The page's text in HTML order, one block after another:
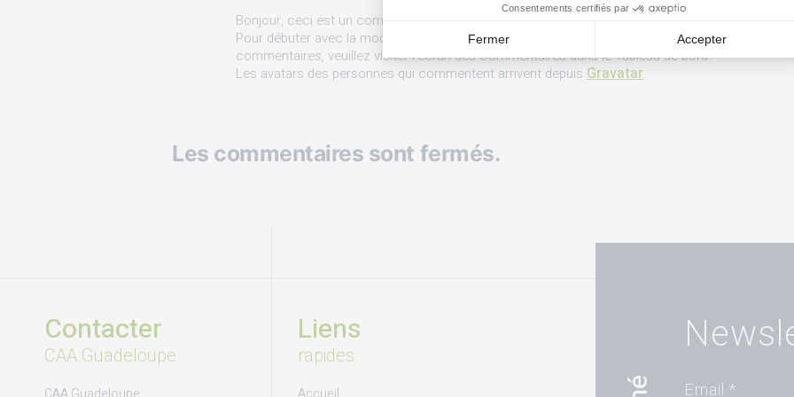
Bonjour, ceci est un commentaire.
Pour débuter avec la modération, la modification et la suppression de
commentaires, veuillez visiter l’écran des Commentaires dans le Tableau de bord.
Les avatars des personnes qui commentent arrivent depuis Gravatar.
Les commentaires sont fermés.
Contacter
CAA Guadeloupe
Liens
rapides
Email *